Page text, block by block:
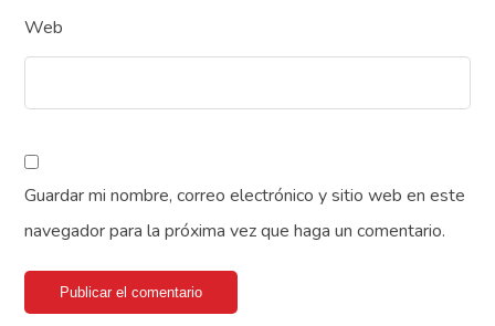
Web
Guardar mi nombre, correo electrónico y sitio web en este
navegador para la próxima vez que haga un comentario.
Publicar el comentario